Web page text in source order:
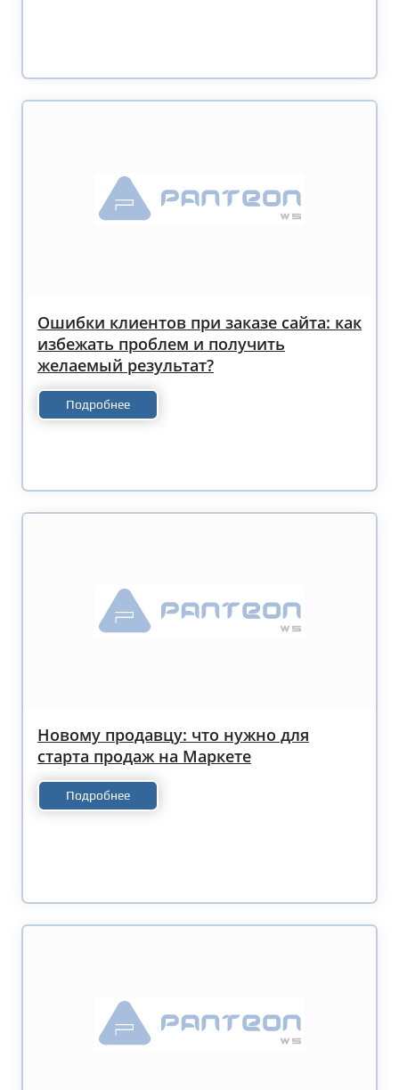
Ошибки клиентов при заказе сайта: как
избежать проблем и получить
желаемый результат?
Подробнее
Новому продавцу: что нужно для
старта продаж на Маркете
Подробнее